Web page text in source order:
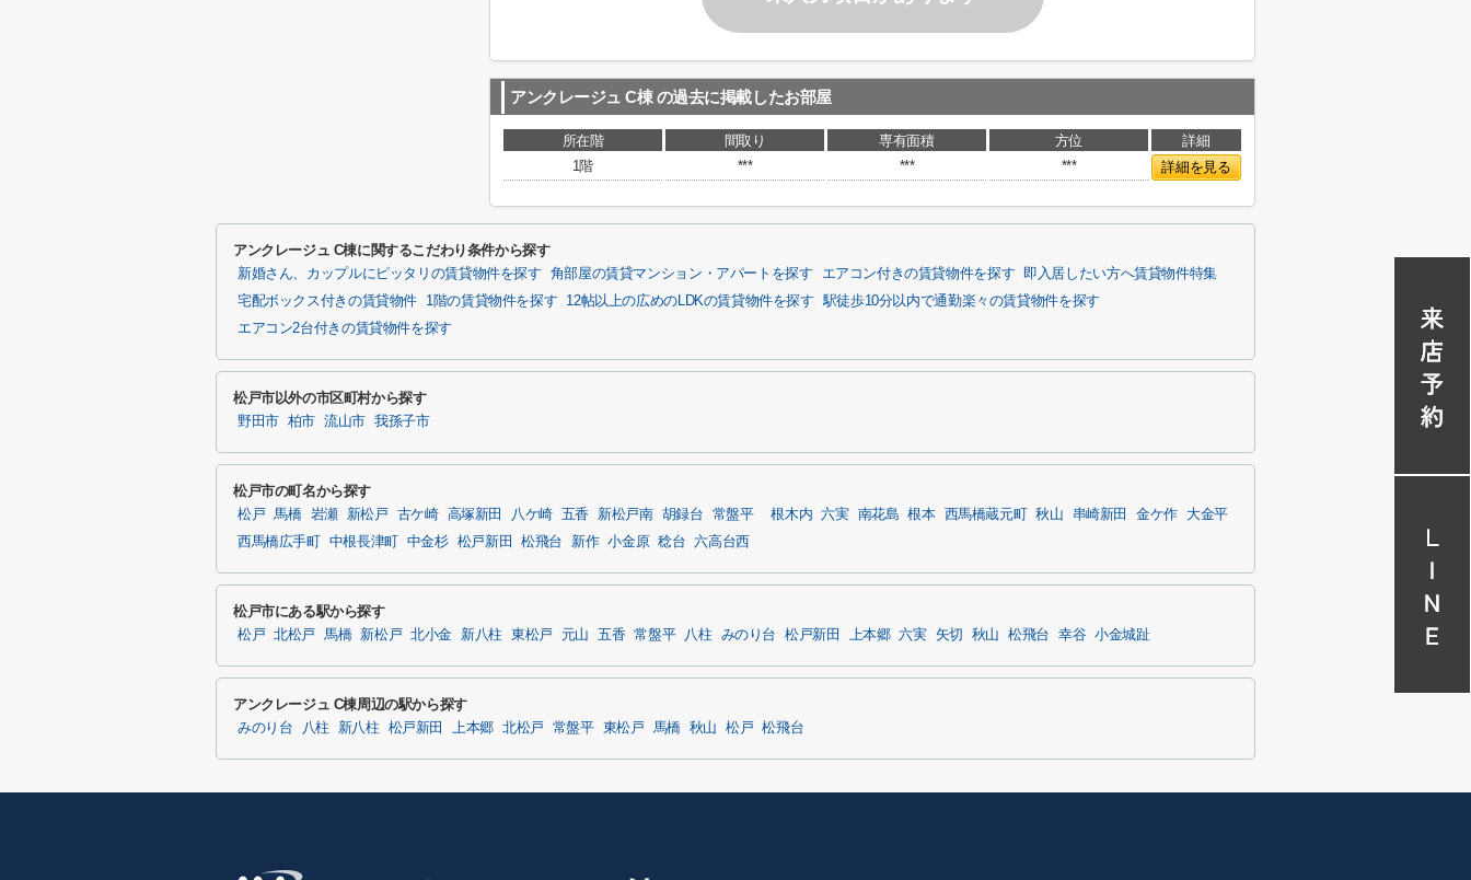
アンクレージュ C棟 の過去に掲載したお部屋
所在階 間取り 専有面積 方位
詳細
1階
*** *** *** 詳細を見る
アンクレージュ C棟に関するこだわり条件から探す
新婚さん、カップルにピッタリの賃貸物件を探す 角部屋の賃貸マンション・アパートを探す エアコン付きの賃貸物件を探す
即入居したい方へ賃貸物件特集
宅配ボックス付きの賃貸物件
1階の賃貸物件を探す 12帖以上の広めのLDKの賃貸物件を探す
駅徒歩10分以内で通勤楽々の賃貸物件を探す
エアコン2台付きの賃貸物件を探す
松戸市以外の市区町村から探す
野田市 柏市 流山市 我孫子市
松戸市の町名から探す
松戸 馬橋 岩瀬 新松戸 古ケ崎 高塚新田 八ケ崎 五香 新松戸南 胡録台 常盤平 根木内 六実 南花島 根本 西馬橋蔵元町 秋山 串崎新田 金ケ作
大金平
西馬橋広手町
中根長津町 中金杉 松戸新田 松飛台 新作 小金原 稔台 六高台西
松戸市にある駅から探す
松戸 北松戸 馬橋 新松戸 北小金 新八柱 東松戸 元山 五香 常盤平 八柱 みのり台 松戸新田 上本郷 六実 矢切 秋山 松飛台 幸谷 小金城趾
アンクレージュ C棟周辺の駅から探す
みのり台 八柱 新八柱 松戸新田 上本郷 北松戸 常盤平 東松戸 馬橋 秋山 松戸 松飛台